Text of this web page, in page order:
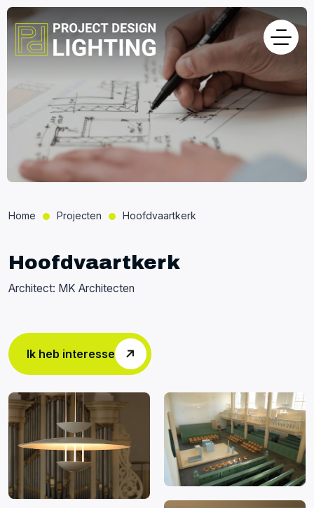
Home Projecten Hoofdvaartkerk
Hoofdvaartkerk
Architect: MK Architecten
Ik heb interesse